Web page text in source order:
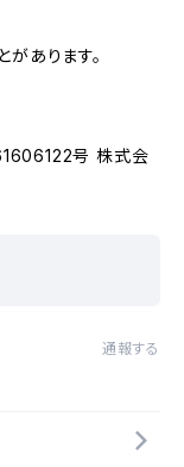
あります。
号 株式会
通報する